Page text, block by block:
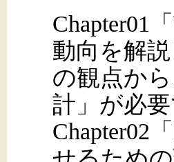
Chapter01
動向を解
の観点か
計」が必
Chapter02